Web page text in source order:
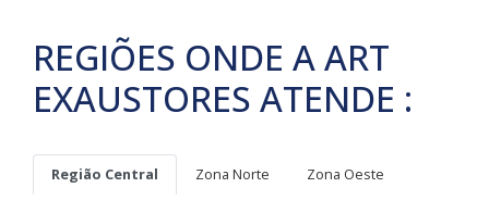
REGIÕES ONDE A ART
EXAUSTORES ATENDE :
Região Central Zona Norte
Zona Oeste